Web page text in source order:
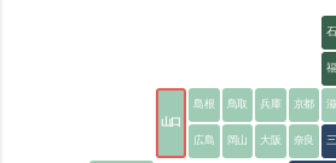
山口
島根 鳥取
広島 岡山
兵庫 京都
大阪 奈良